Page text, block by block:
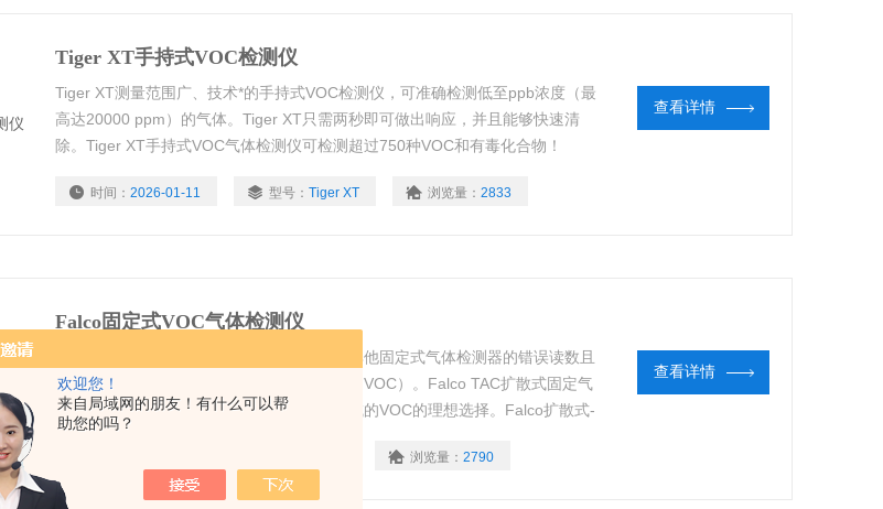
欢迎您！
来自局域网的朋友！有什么可以帮
助您的吗？
Tiger XT手持式VOC检测仪
Tiger XT测量范围广、技术*的手持式VOC检测仪，可准确检测低至ppb浓度（最
高达20000 ppm）的气体。Tiger XT只需两秒即可做出响应，并且能够快速清
除。Tiger XT手持式VOC气体检测仪可检测超过750种VOC和有毒化合物！
时间： 2026-01-11 型号： Tiger XT 浏览量： 2833
查看详情
Falco固定式VOC气体检测仪
Falco扩散式-固定VOC气体检测仪，可消除其他固定式气体检测器的错误读数且
可以连续监测危险区域的挥发性有机化合物（VOC）。Falco TAC扩散式固定气
体检测仪是检测炼油厂和汽油化工设施等区域的VOC的理想选择。Falco扩散式-
固定式VOC气体检测仪，有一个位于外部的本安型传感器，可以快速、方便地进
行维修，而不需要热工许可。双重认证使该检测仪可以在危险环境下进行维修和
校准，而不必切断电源
浏览量： 2790
查看详情